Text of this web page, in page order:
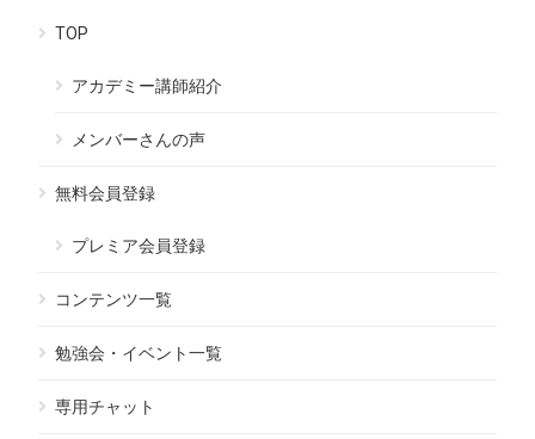
TOP
アカデミー講師紹介
メンバーさんの声
無料会員登録
プレミア会員登録
コンテンツ一覧
勉強会・イベント一覧
専用チャット